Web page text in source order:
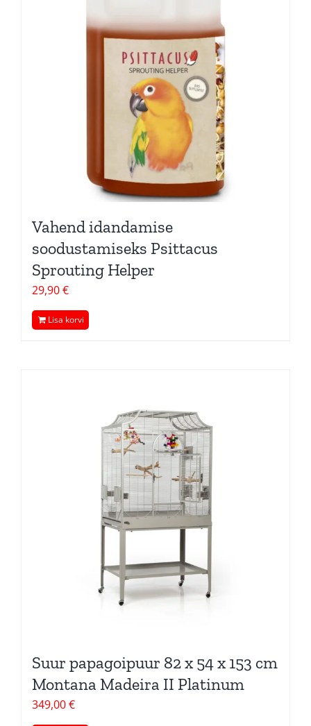
Vahend idandamise
soodustamiseks Psittacus
Sprouting Helper
29,90€
Lisa korvi
Suur papagoipuur 82 x 54 x 153 cm
Montana Madeira II Platinum
349,00€